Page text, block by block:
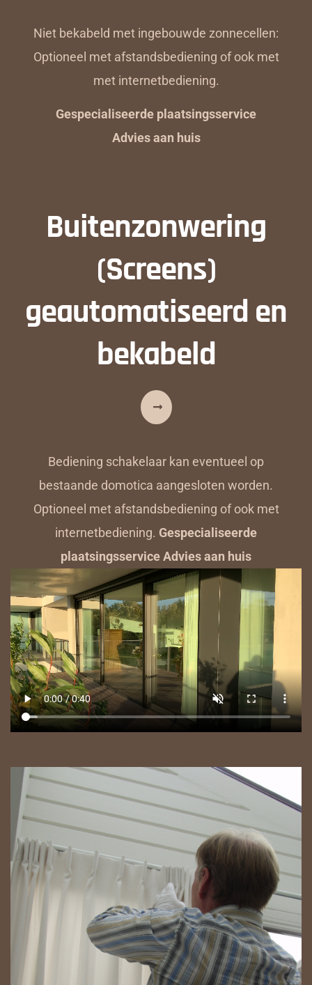
Niet bekabeld met ingebouwde zonnecellen:
Optioneel met afstandsbediening of ook met
met internetbediening.
Gespecialiseerde plaatsingsservice
Advies aan huis
Buitenzonwering
(Screens)
geautomatiseerd en
bekabeld
Bediening schakelaar kan eventueel op
bestaande domotica aangesloten worden.
Optioneel met afstandsbediening of ook met
internetbediening. Gespecialiseerde
plaatsingsservice Advies aan huis